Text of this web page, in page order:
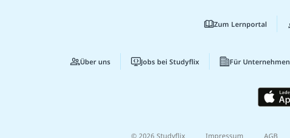
Zum Lernportal
Über uns Jobs bei Studyflix Für Unternehmen
© 2026 Studyflix Impressum AGB